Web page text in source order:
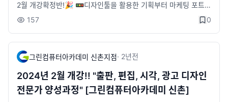
2월 개강확정반!🎉 🚥디자인툴을 활용한 기획부터 마케팅 포트폴
리오까지 👩🏻🏫실무 경력 전문강사진 👨👩👦👦참여 대상자 : 시
✨수강을 희망하시면🛒수강신청 부탁드려요! 🚞위치 : 2호선 신
촌역 6번출구 앞 [5m] 🐥카카오톡 채널 : http://pf.kakao.com/
_tVjTxj 🐥신청 페이지 : https://sinchon.greenart.co.kr/servi
cecenter/online_consultation
157 0
그린컴퓨터아카데미 신촌지점· 2년전
2024년 2월 개강!! "출판, 편집, 시각, 광고 디자인
전문가 양성과정" [그린컴퓨터아카데미 신촌]